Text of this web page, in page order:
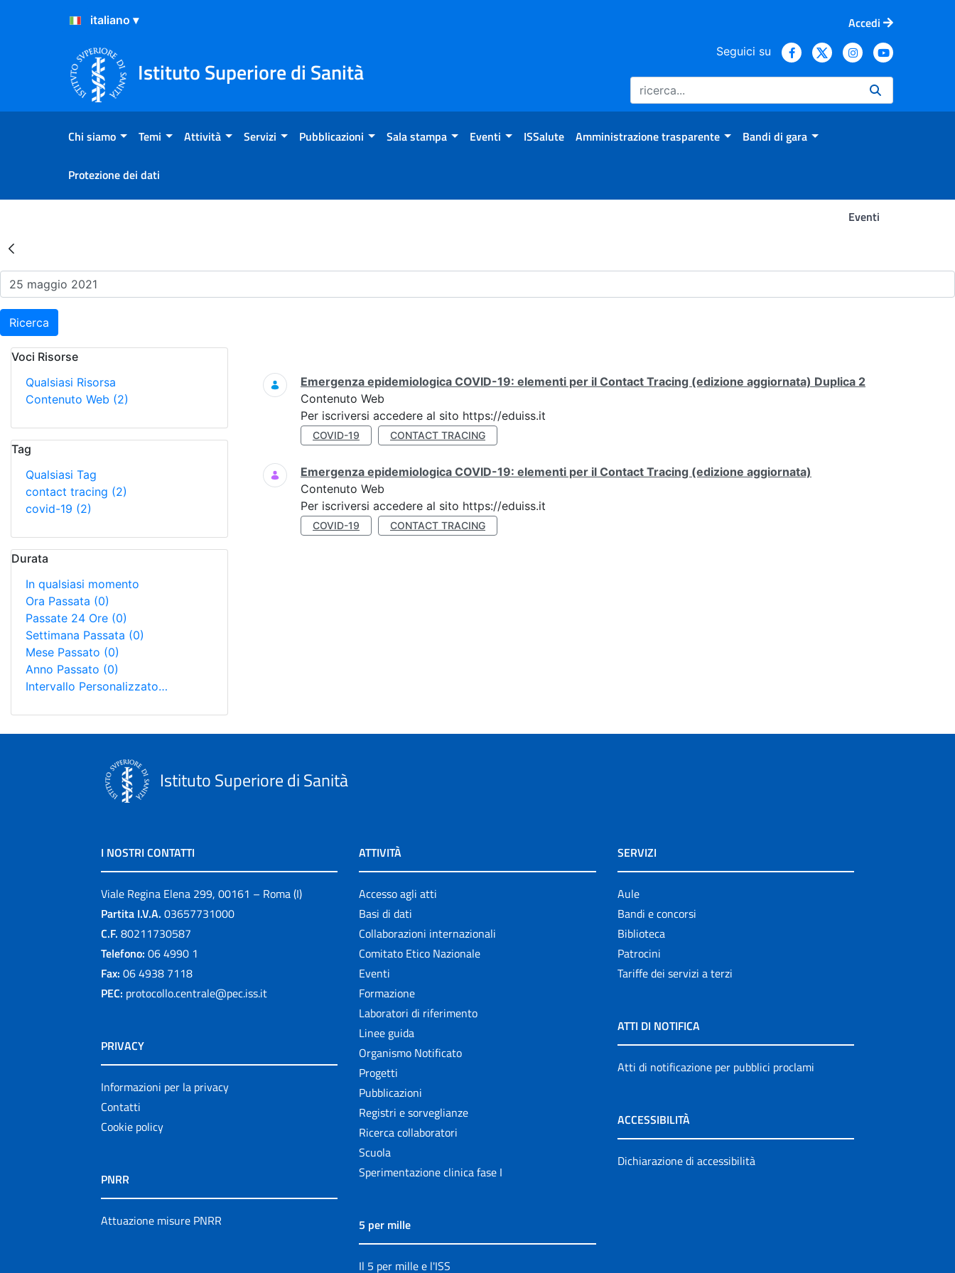
Salta al Contenuto
Salta al Footer
Accedi
Istituto Superiore di Sanità
Seguici su
Chi siamo Temi Attività Servizi Pubblicazioni Sala stampa Eventi ISSalute Amministrazione trasparente Bandi di gara
Protezione dei dati
Eventi
Risultati della Ricerca - Eventi
Ricerca
Voci Risorse
Qualsiasi Risorsa
Contenuto Web (2)
Tag
Qualsiasi Tag
contact tracing (2)
covid-19 (2)
Durata
In qualsiasi momento
Ora Passata (0)
Passate 24 Ore (0)
Settimana Passata (0)
Mese Passato (0)
Anno Passato (0)
Intervallo Personalizzato…
Ricerca
Emergenza epidemiologica COVID-19: elementi per il Contact Tracing (edizione aggiornata) Duplica 2
Contenuto Web
Per iscriversi accedere al sito https://eduiss.it
COVID-19 CONTACT TRACING
Emergenza epidemiologica COVID-19: elementi per il Contact Tracing (edizione aggiornata)
Contenuto Web
Per iscriversi accedere al sito https://eduiss.it
COVID-19 CONTACT TRACING
Istituto Superiore di Sanità
I NOSTRI CONTATTI
Viale Regina Elena 299, 00161 – Roma (I)
Partita I.V.A. 03657731000
C.F. 80211730587
Telefono: 06 4990 1
Fax: 06 4938 7118
PEC: protocollo.centrale@pec.iss.it
PRIVACY
Informazioni per la privacy
Contatti
Cookie policy
PNRR
Attuazione misure PNRR
ATTIVITÀ
Accesso agli atti
Basi di dati
Collaborazioni internazionali
Comitato Etico Nazionale
Eventi
Formazione
Laboratori di riferimento
Linee guida
Organismo Notificato
Progetti
Pubblicazioni
Registri e sorveglianze
Ricerca collaboratori
Scuola
Sperimentazione clinica fase I
5 per mille
Il 5 per mille e l'ISS
SERVIZI
Aule
Bandi e concorsi
Biblioteca
Patrocini
Tariffe dei servizi a terzi
ATTI DI NOTIFICA
Atti di notificazione per pubblici proclami
ACCESSIBILITÀ
Dichiarazione di accessibilità